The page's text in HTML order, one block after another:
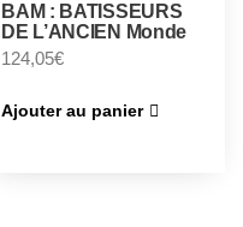
BAM : BATISSEURS
DE L’ANCIEN Monde
124,05€
Ajouter au panier